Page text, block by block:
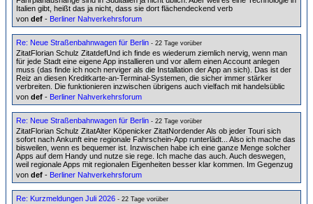
Italien gibt, heißt das ja nicht, dass sie dort flächendeckend verb
von def - Berliner Nahverkehrsforum
Re: Neue Straßenbahnwagen für Berlin - 22 Tage vorüber
ZitatFlorian Schulz ZitatdefUnd ich finde es wiederum ziemlich nervig, wenn man
für jede Stadt eine eigene App installieren und vor allem einen Account anlegen
muss (das finde ich noch nerviger als die Installation der App an sich). Das ist der
Reiz an diesen Kreditkarte-an-Terminal-Systemen, die sicher immer stärker
verbreiten. Die funktionieren inzwischen übrigens auch vielfach mit handelsüblic
von def - Berliner Nahverkehrsforum
Re: Neue Straßenbahnwagen für Berlin - 22 Tage vorüber
ZitatFlorian Schulz ZitatAlter Köpenicker ZitatNordender Als ob jeder Touri sich
sofort nach Ankunft eine regionale Fahrschein-App runterlädt... Also ich mache das
bisweilen, wenn es bequemer ist. Inzwischen habe ich eine ganze Menge solcher
Apps auf dem Handy und nutze sie rege. Ich mache das auch. Auch deswegen,
weil regionale Apps mit regionalen Eigenheiten besser klar kommen. Im Gegenzug
von def - Berliner Nahverkehrsforum
Re: Kurzmeldungen Juli 2026 - 22 Tage vorüber